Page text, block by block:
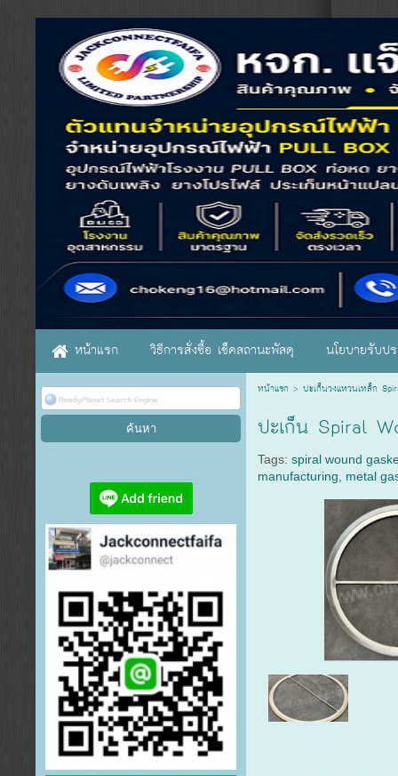
หน้าแรก วิธีการสั่งซื้อ เช็คสถานะพัสดุ นโยบายรับป
หน้าแรก > ปะเก็นวงแหวนเหล็ก
ปะเก็น Spiral
Tags:spiral wound
manufacturing
metal